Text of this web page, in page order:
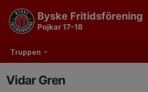
Truppen
Byske Fritidsförening
Pojkar 17-18
Vidar Gren